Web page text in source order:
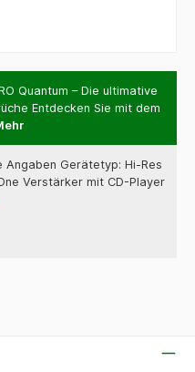
Quantum – Die ultimative
Entdecken Sie mit dem
Angaben Gerätetyp: Hi-Res
Verstärker mit CD-Player